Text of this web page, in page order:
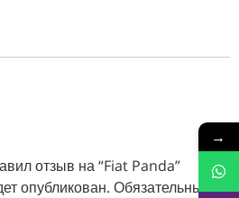
отзыв на “Fiat Panda”
опубликован. Обязательные
→